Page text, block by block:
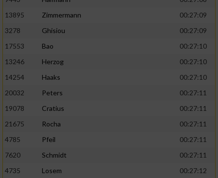
13895
Zimmermann
00:27:09
3278
Ghisiou
00:27:09
17553
Bao
00:27:10
13246
Herzog
00:27:10
14254
Haaks
00:27:10
20032
Peters
00:27:11
19078
Cratius
00:27:11
21675
Rocha
00:27:11
4785
Pfeil
00:27:11
7620
Schmidt
00:27:11
4735
Losem
00:27:12